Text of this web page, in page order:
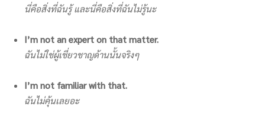
นี่คือสิ่งที่ฉันรู้ และนี่คือสิ่งที่ฉันไม่รู้นะ
I’m not an expert on that matter.
ฉันไม่ใช่ผู้เชี่ยวชาญด้านนั้นจริงๆ
I’m not familiar with that.
ฉันไม่คุ้นเลยอะ